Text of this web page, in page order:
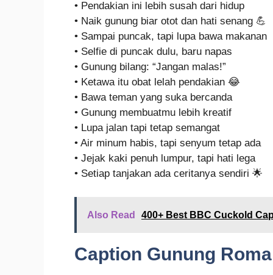
• Pendakian ini lebih susah dari hidup
• Naik gunung biar otot dan hati senang 💪
• Sampai puncak, tapi lupa bawa makanan
• Selfie di puncak dulu, baru napas
• Gunung bilang: “Jangan malas!”
• Ketawa itu obat lelah pendakian 😂
• Bawa teman yang suka bercanda
• Gunung membuatmu lebih kreatif
• Lupa jalan tapi tetap semangat
• Air minum habis, tapi senyum tetap ada
• Jejak kaki penuh lumpur, tapi hati lega
• Setiap tanjakan ada ceritanya sendiri 🌟
Also Read 400+ Best BBC Cuckold
Caption Gunung